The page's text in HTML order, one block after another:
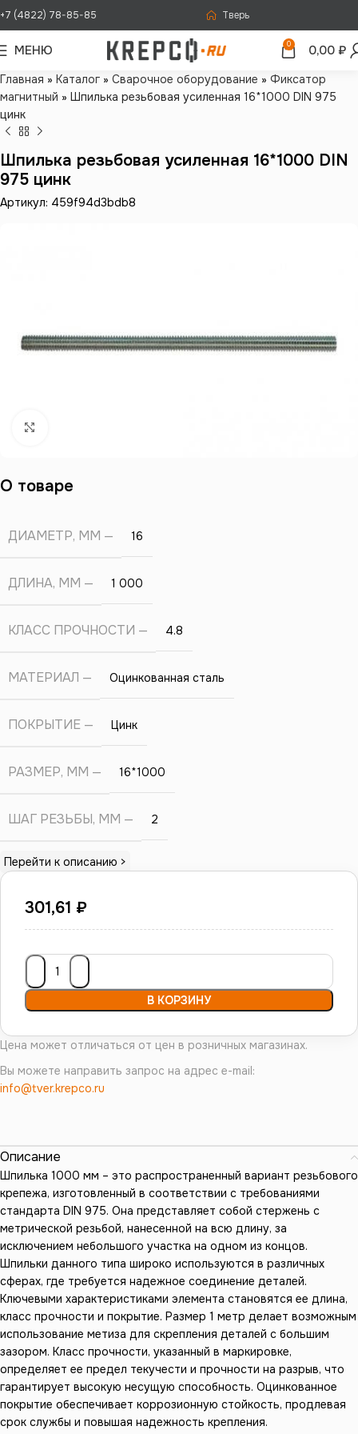
+7 (4822) 78-85-85 Тверь
МЕНЮ 0 0,00 ₽
Главная » Каталог » Сварочное оборудование » Фиксатор
магнитный » Шпилька резьбовая усиленная 16*1000 DIN 975
цинк
Шпилька резьбовая усиленная 16*1000 DIN
975 цинк
Артикул: 459f94d3bdb8
301,61 ₽
В КОРЗИНУ
Цена может отличаться от цен в розничных магазинах.
Вы можете направить запрос на адрес e-mail:
info@tver.krepco.ru
О товаре
ДИАМЕТР, ММ 16
ДЛИНА, ММ 1 000
КЛАСС ПРОЧНОСТИ 4.8
МАТЕРИАЛ Оцинкованная сталь
ПОКРЫТИЕ Цинк
РАЗМЕР, ММ 16*1000
ШАГ РЕЗЬБЫ, ММ 2
Перейти к описанию >
Описание
Шпилька 1000 мм – это распространенный вариант резьбового
крепежа, изготовленный в соответствии с требованиями
стандарта DIN 975. Она представляет собой стержень с
метрической резьбой, нанесенной на всю длину, за
исключением небольшого участка на одном из концов.
Шпильки данного типа широко используются в различных
сферах, где требуется надежное соединение деталей.
Ключевыми характеристиками элемента становятся ее длина,
класс прочности и покрытие. Размер 1 метр делает возможным
использование метиза для скрепления деталей с большим
зазором. Класс прочности, указанный в маркировке,
определяет ее предел текучести и прочности на разрыв, что
гарантирует высокую несущую способность. Оцинкованное
покрытие обеспечивает коррозионную стойкость, продлевая
срок службы и повышая надежность крепления.